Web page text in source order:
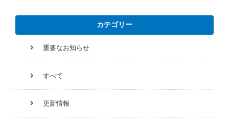
カテゴリー
重要なお知らせ
すべて
更新情報